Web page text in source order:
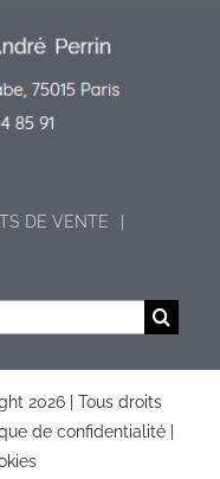
DE VENTE
2026 | Tous droits
de confidentialité|